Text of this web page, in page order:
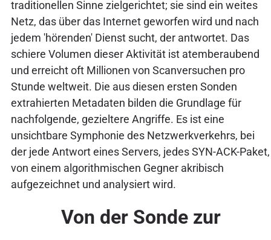
traditionellen Sinne zielgerichtet; sie sind ein weites
Netz, das über das Internet geworfen wird und nach
jedem 'hörenden' Dienst sucht, der antwortet. Das
schiere Volumen dieser Aktivität ist atemberaubend
und erreicht oft Millionen von Scanversuchen pro
Stunde weltweit. Die aus diesen ersten Sonden
extrahierten Metadaten bilden die Grundlage für
nachfolgende, gezieltere Angriffe. Es ist eine
unsichtbare Symphonie des Netzwerkverkehrs, bei
der jede Antwort eines Servers, jedes SYN-ACK-Paket,
von einem algorithmischen Gegner akribisch
aufgezeichnet und analysiert wird.
Von der Sonde zur